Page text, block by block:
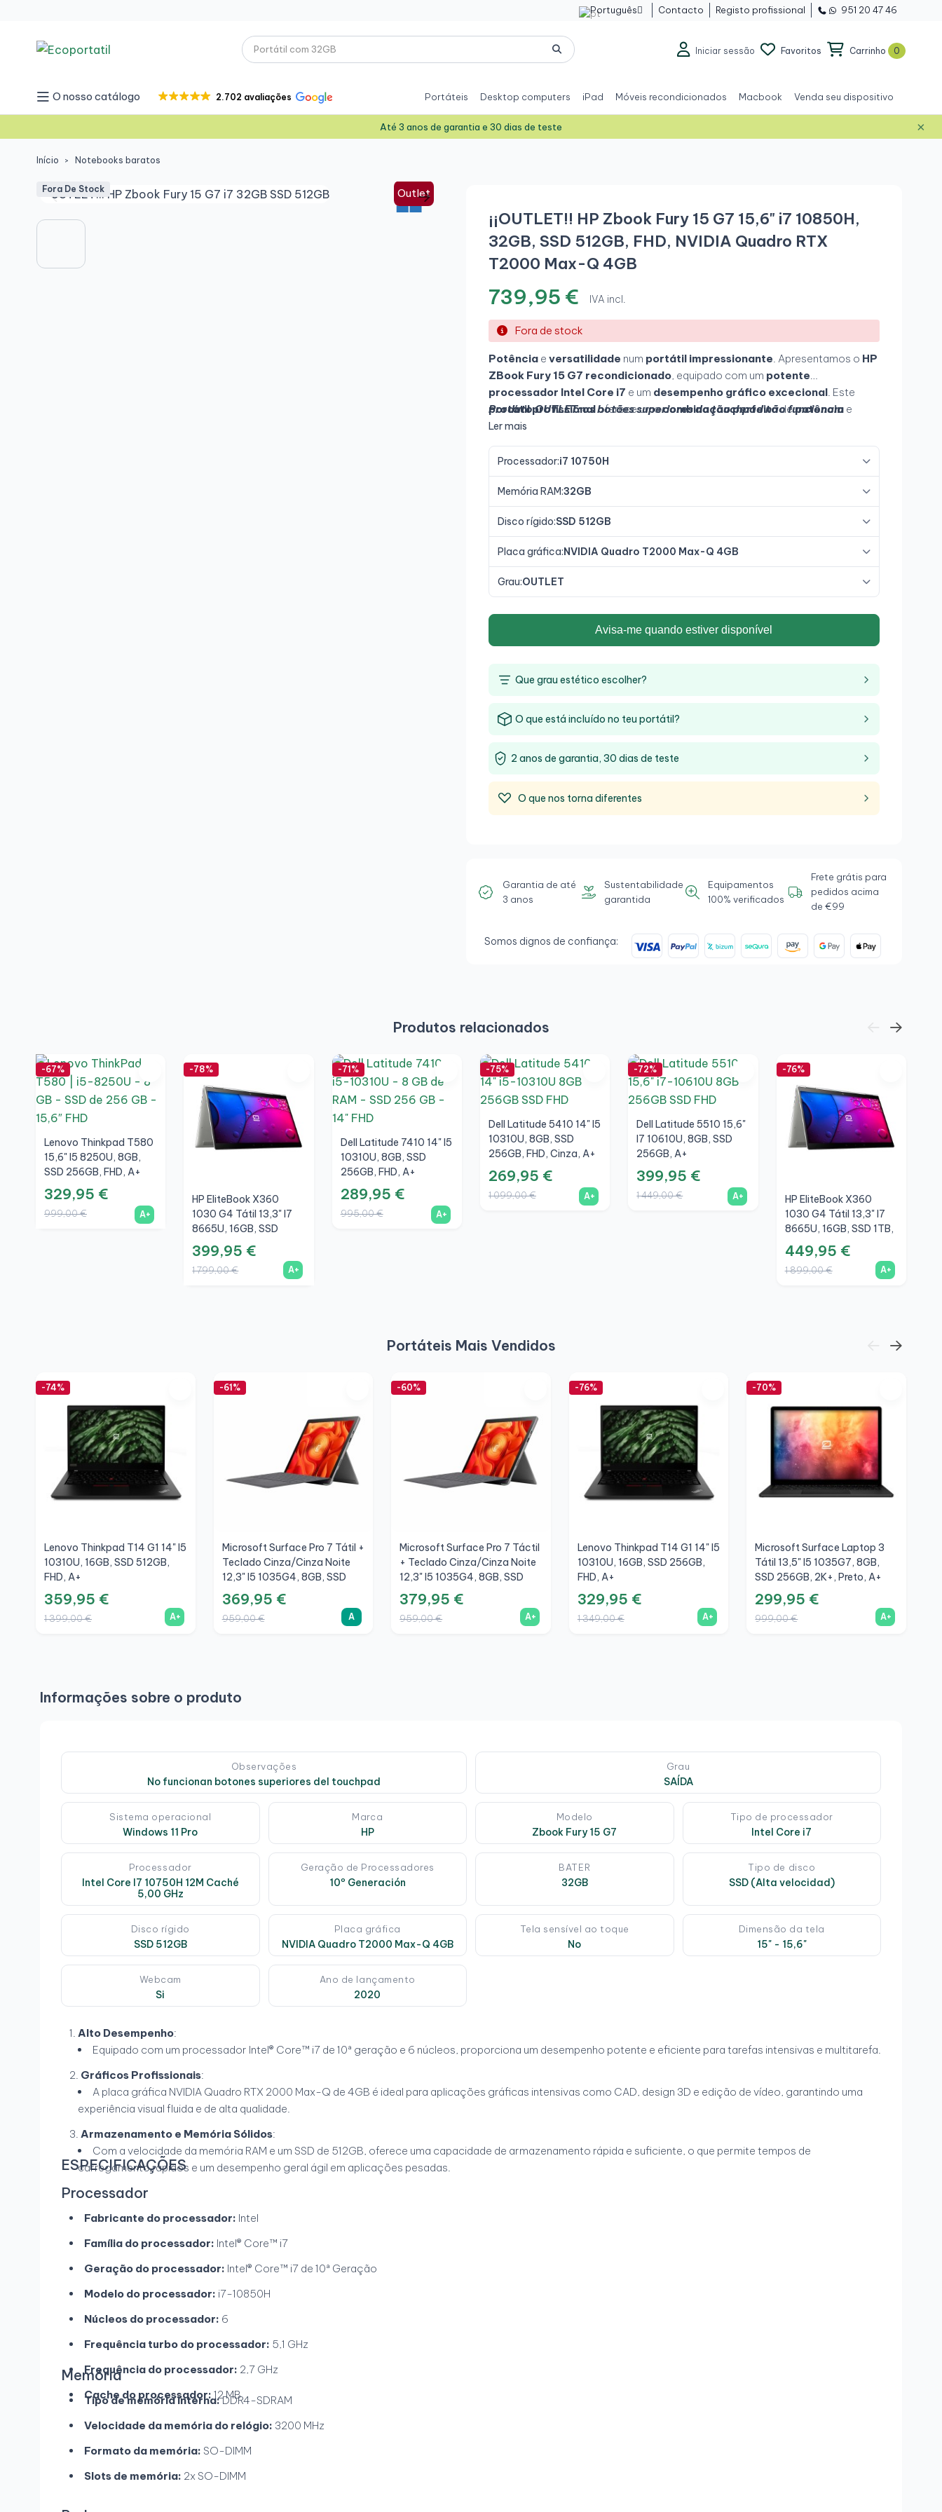
Português  Contacto Registo profissional 951 20 47 46
Iniciar sessão Favoritos Carrinho 0
O nosso catálogo 2.702 avaliações Portáteis Desktop computers iPad Móveis recondicionados Macbook Venda seu dispositivo
Até 3 anos de garantia e 30 dias de teste ×
Início Notebooks baratos
Outlet
Fora De Stock
¡¡OUTLET!! HP Zbook Fury 15 G7 15,6" i7 10850H,
32GB, SSD 512GB, FHD, NVIDIA Quadro RTX
T2000 Max-Q 4GB
739,95 € IVA incl.
Fora de stock
Potênciae versatilidade num portátil impressionante. Apresentamos o HP
ZBook Fury 15 G7 recondicionado, equipado com um potente
processador Intel Core i7 e um desempenho gráfico excecional. Este
portátil profissionaloferece umacombinação perfeitadepotênciae
portabilidade
vás. O seuecrã amploe aqualidade de imagem superiorproporcionam-te
umaexperiência visual envolvente
Produto OUTLET: os botões superiores do touchpad não funcionam
Ler mais
Processador:i7 10750H
Memória RAM:32GB
Disco rígido:SSD 512GB
Placa gráfica:NVIDIA Quadro T2000 Max-Q 4GB
Grau:OUTLET
Avisa-me quando estiver disponível
Que grau estético escolher?
O que está incluído no teu portátil?
2 anos de garantia, 30 dias de teste
O que nos torna diferentes
Garantia de até
3 anos
Sustentabilidade
garantida
Equipamentos
100% verificados
Frete grátis para
pedidos acima
de €99
Somos dignos de confiança:
Produtos relacionados
-67%
Lenovo Thinkpad T580
15,6" I5 8250U, 8GB,
SSD 256GB, FHD, A+
329,95 €
999,00 € A+
-78%
HP EliteBook X360
1030 G4 Tátil 13,3" I7
8665U, 16GB, SSD
512GB, FHD, A+
399,95 €
1 799,00 € A+
-71%
Dell Latitude 7410 14" I5
10310U, 8GB, SSD
256GB, FHD, A+
289,95 €
995,00 € A+
-75%
Dell Latitude 5410 14" I5
10310U, 8GB, SSD
256GB, FHD, Cinza, A+
269,95 €
1 099,00 € A+
-72%
Dell Latitude 5510 15,6"
I7 10610U, 8GB, SSD
256GB, A+
399,95 €
1 449,00 € A+
-76%
HP EliteBook X360
1030 G4 Tátil 13,3" I7
8665U, 16GB, SSD 1TB,
FHD, A+
449,95 €
1 899,00 € A+
Portáteis Mais Vendidos
-74%
Lenovo Thinkpad T14 G1 14" I5
10310U, 16GB, SSD 512GB,
FHD, A+
359,95 €
1 399,00 € A+
-61%
Microsoft Surface Pro 7 Tátil +
Teclado Cinza/Cinza Noite
12,3" I5 1035G4, 8GB, SSD
256GB, 3K, A
369,95 €
959,00 € A
-60%
Microsoft Surface Pro 7 Táctil
+ Teclado Cinza/Cinza Noite
12,3" I5 1035G4, 8GB, SSD
256GB, 3K, A+
379,95 €
959,00 € A+
-76%
Lenovo Thinkpad T14 G1 14" I5
10310U, 16GB, SSD 256GB,
FHD, A+
329,95 €
1 349,00 € A+
-70%
Microsoft Surface Laptop 3
Tátil 13,5" I5 1035G7, 8GB,
SSD 256GB, 2K+, Preto, A+
299,95 €
999,00 € A+
Informações sobre o produto
Observações
No funcionan botones superiores del touchpad
Grau
SAÍDA
Sistema operacional
Windows 11 Pro
Marca
HP
Modelo
Zbook Fury 15 G7
Tipo de processador
Intel Core i7
Processador
Intel Core I7 10750H 12M Caché
5,00 GHz
Geração de Processadores
10º Generación
BATER
32GB
Tipo de disco
SSD (Alta velocidad)
Disco rígido
SSD 512GB
Placa gráfica
NVIDIA Quadro T2000 Max-Q 4GB
Tela sensível ao toque
No
Dimensão da tela
15" - 15,6"
Webcam
Si
Ano de lançamento
2020
Alto Desempenho:
Equipado com um processador Intel® Core™ i7 de 10ª geração e 6 núcleos, proporciona um desempenho potente e eficiente para tarefas intensivas e multitarefa.
Gráficos Profissionais:
A placa gráfica NVIDIA Quadro RTX 2000 Max-Q de 4GB é ideal para aplicações gráficas intensivas como CAD, design 3D e edição de vídeo, garantindo uma
experiência visual fluida e de alta qualidade.
Armazenamento e Memória Sólidos:
Com a velocidade da memória RAM e um SSD de 512GB, oferece uma capacidade de armazenamento rápida e suficiente, o que permite tempos de
carregamento rápidos e um desempenho geral ágil em aplicações pesadas.
ESPECIFICAÇÕES
Processador
Fabricante do processador: Intel
Família do processador: Intel® Core™ i7
Geração do processador: Intel® Core™ i7 de 10ª Geração
Modelo do processador: i7-10850H
Núcleos do processador: 6
Frequência turbo do processador: 5,1 GHz
Frequência do processador: 2,7 GHz
Cache do processador: 12 MB
Memória
Tipo de memória interna:DDR4-SDRAM
Velocidade da memória do relógio: 3200 MHz
Formato da memória: SO-DIMM
Slots de memória: 2x SO-DIMM